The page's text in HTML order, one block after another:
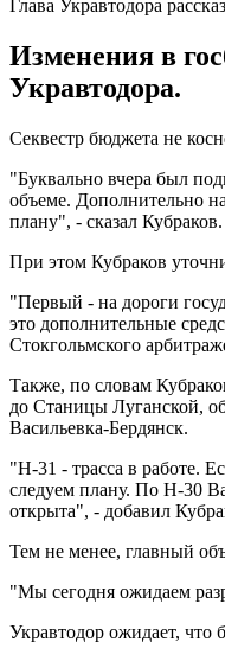
Глава Укравтодора
Изменения в
Укравтодора.
Секвестр бюджета не
"Буквально вчера был
объеме. Дополнительно
плану", - сказал Кубраков.
При этом Кубраков
"Первый - на дороги
это дополнительные
Стокгольмского
Также, по словам
до Станицы Луганской,
Васильевка-Бердянск.
"Н-31 - трасса в работе.
следуем плану. По Н-30
открыта", - добавил
Тем не менее, главный
"Мы сегодня ожидаем
Укравтодор ожидает, что